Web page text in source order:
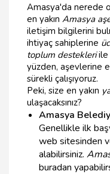
Amasya'da nerede
en yakın Amasya
iletişim bilgilerini
ihtiyaç sahiplerine
toplum destekleriile
yüzden, aşevlerine
sürekli çalışıyoruz.
Peki, size en yakın
ulaşacaksınız?
Amasya
Genellikle ilk
web sitesinden
alabilirsiniz.
buradan